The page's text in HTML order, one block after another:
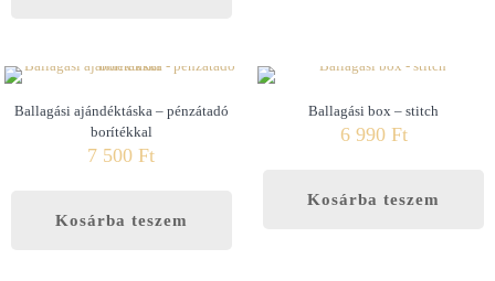
Ballagási ajándéktáska – pénzátadó
borítékkal
7 500Ft
Kosárba teszem
Ballagási box – stitch
6 990 Ft
Kosárba teszem